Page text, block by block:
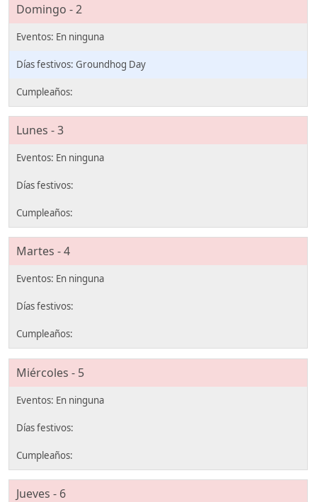
Domingo - 2
Groundhog Day
Lunes - 3
Martes - 4
Miércoles - 5
Jueves - 6